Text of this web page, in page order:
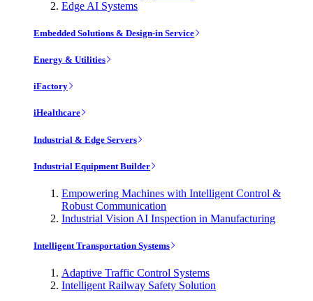
Edge AI Systems
Embedded Solutions & Design-in Service
Energy & Utilities
iFactory
iHealthcare
Industrial & Edge Servers
Industrial Equipment Builder
Empowering Machines with Intelligent Control &
Robust Communication
Industrial Vision AI Inspection in Manufacturing
Intelligent Transportation Systems
Adaptive Traffic Control Systems
Intelligent Railway Safety Solution